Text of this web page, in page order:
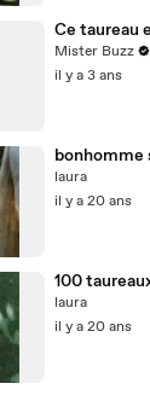
Ce taureau
Mister Buzz
il y a 3 ans
laura
il y a 20 ans
100
laura
il y a 20 ans